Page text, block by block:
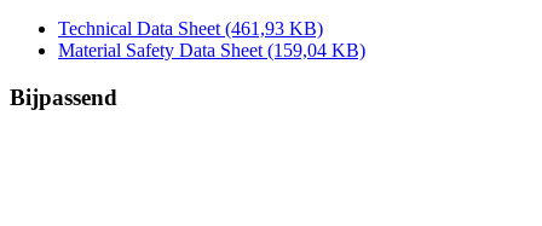
Technical Data Sheet (461,93 KB)
Material Safety Data Sheet (159,04 KB)
Bijpassend